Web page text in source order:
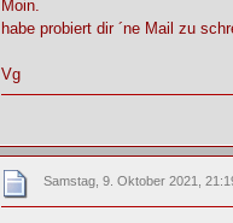
Moin.
habe probiert dir ´ne Mail zu
Vg
Samstag, 9. Oktober 2021,